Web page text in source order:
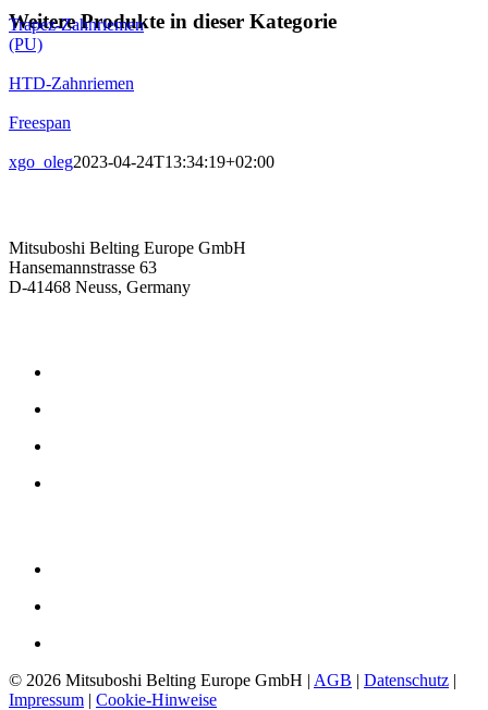
Weitere Produkte in dieser Kategorie
Trapez-Zahnriemen
(PU)
HTD-Zahnriemen
Freespan
xgo_oleg2023-04-24T13:34:19+02:00
Mitsuboshi Belting Europe GmbH
Hansemannstrasse 63
D-41468 Neuss, Germany
© 2026 Mitsuboshi Belting Europe GmbH | AGB | Datenschutz |
Impressum | Cookie-Hinweise